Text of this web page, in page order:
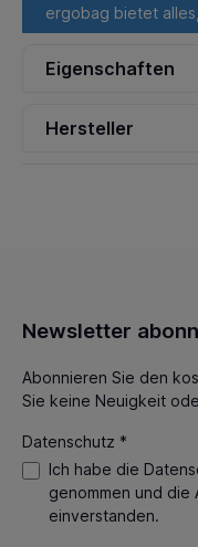
ergobag bietet
Eigenschaften
Hersteller
Newsletter
Abonnieren Sie den
Sie keine Neuigkeit
Datenschutz *
Ich habe die
genommen und die
einverstanden.